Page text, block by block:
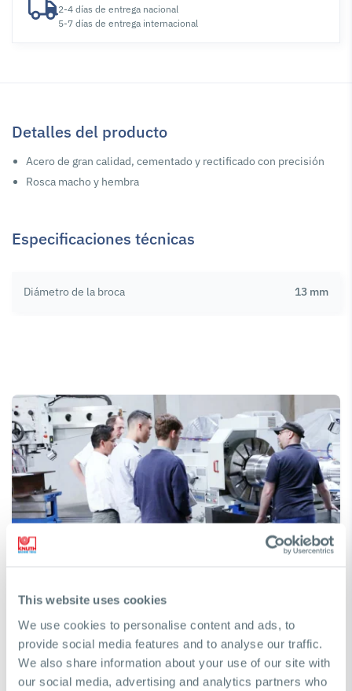
This website uses cookies
We use cookies to personalise content and ads, to
provide social media features and to analyse our traffic.
We also share information about your use of our site with
our social media, advertising and analytics partners who
2-4 días de entrega nacional
5-7 días de entrega internacional
Detalles del producto
Acero de gran calidad, cementado y rectificado con precisión
Rosca macho y hembra
Especificaciones técnicas
Diámetro de la broca 13 mm
máquina?
Con gusto lo ayudaremos a tomar la decisión correcta
para lograr sus objetivos comerciales